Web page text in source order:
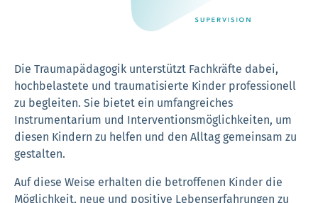
Die Traumapädagogik unterstützt Fachkräfte dabei,
hochbelastete und traumatisierte Kinder professionell
zu begleiten. Sie bietet ein umfangreiches
Instrumentarium und Interventionsmöglichkeiten, um
diesen Kindern zu helfen und den Alltag gemeinsam zu
gestalten.
Auf diese Weise erhalten die betroffenen Kinder die
Möglichkeit, neue und positive Lebenserfahrungen zu